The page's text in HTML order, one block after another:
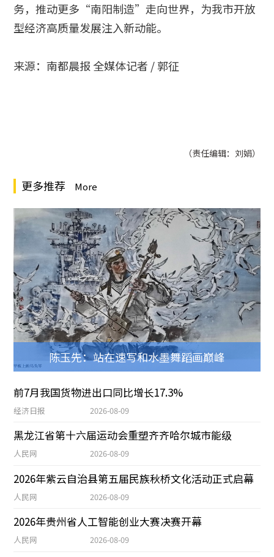
务，推动更多“南阳制造”走向世界，为我市开放
型经济高质量发展注入新动能。
来源：南都晨报 全媒体记者 / 郭征
（责任编辑：刘娟）
更多推荐 More
陈玉先：站在速写和水墨舞蹈画巅峰
前7月我国货物进出口同比增长17.3%
经济日报 2026-08-09
黑龙江省第十六届运动会重塑齐齐哈尔城市能级
人民网 2026-08-09
2026年紫云自治县第五届民族秋桥文化活动正式启幕
人民网 2026-08-09
2026年贵州省人工智能创业大赛决赛开幕
人民网 2026-08-09